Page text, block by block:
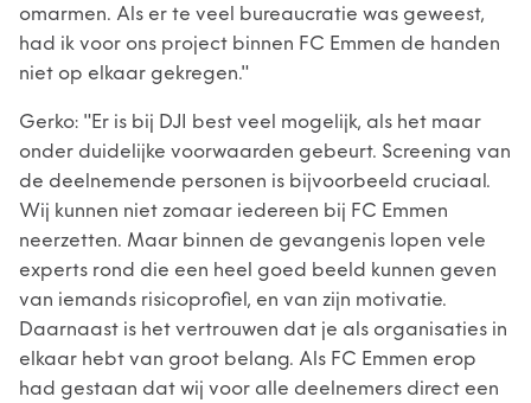
omarmen. Als er te veel bureaucratie was geweest,
had ik voor ons project binnen FC Emmen de handen
niet op elkaar gekregen."
Gerko: "Er is bij DJI best veel mogelijk, als het maar
onder duidelijke voorwaarden gebeurt. Screening van
de deelnemende personen is bijvoorbeeld cruciaal.
Wij kunnen niet zomaar iedereen bij FC Emmen
neerzetten. Maar binnen de gevangenis lopen vele
experts rond die een heel goed beeld kunnen geven
van iemands risicoprofiel, en van zijn motivatie.
Daarnaast is het vertrouwen dat je als organisaties in
elkaar hebt van groot belang. Als FC Emmen erop
had gestaan dat wij voor alle deelnemers direct een